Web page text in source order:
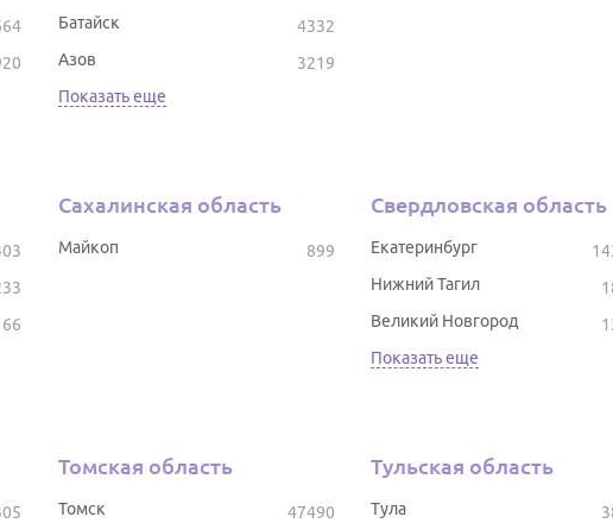
4332
Батайск
3219
Азов
Показать еще
Сахалинская область
899
Майкоп
Свердловская область
Екатеринбург
Нижний Тагил
Великий Новгород
Показать еще
Томская область
47490
Томск
Тульская область
Тула